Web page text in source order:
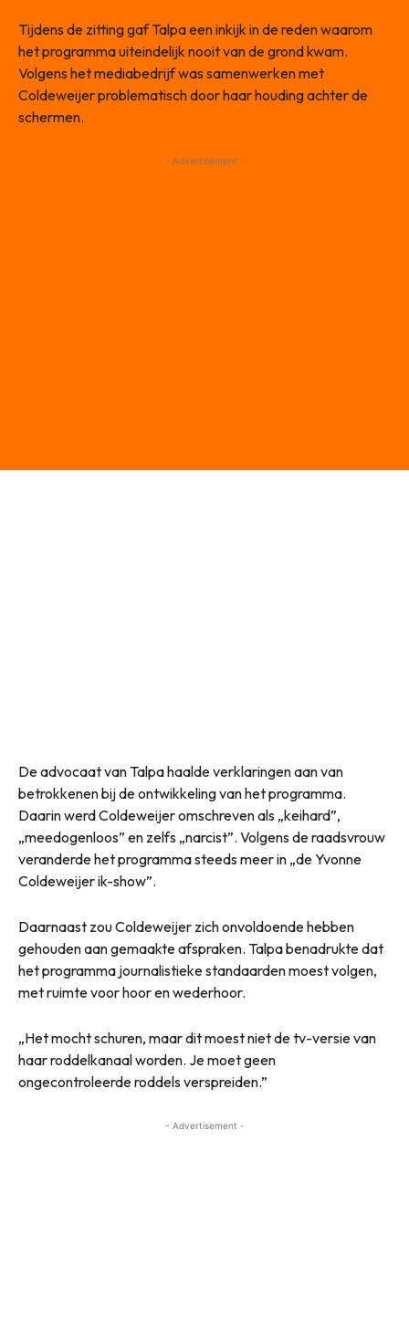
Tijdens de zitting gaf Talpa een inkijk in de reden waarom
het programma uiteindelijk nooit van de grond kwam.
Volgens het mediabedrijf was samenwerken met
Coldeweijer problematisch door haar houding achter de
schermen.
- Advertisement -
De advocaat van Talpa haalde verklaringen aan van
betrokkenen bij de ontwikkeling van het programma.
Daarin werd Coldeweijer omschreven als „keihard”,
„meedogenloos” en zelfs „narcist”. Volgens de raadsvrouw
veranderde het programma steeds meer in „de Yvonne
Coldeweijer ik-show”.
Daarnaast zou Coldeweijer zich onvoldoende hebben
gehouden aan gemaakte afspraken. Talpa benadrukte dat
het programma journalistieke standaarden moest volgen,
met ruimte voor hoor en wederhoor.
„Het mocht schuren, maar dit moest niet de tv-versie van
haar roddelkanaal worden. Je moet geen
ongecontroleerde roddels verspreiden.”
- Advertisement -